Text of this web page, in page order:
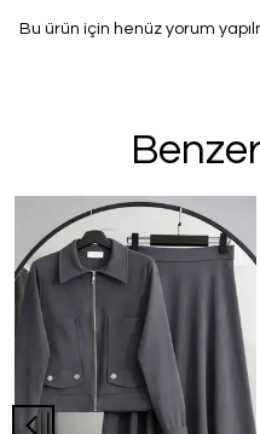
Bu ürün için henüz yorum